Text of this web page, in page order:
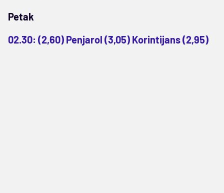
Petak
02.30: (2,60) Penjarol (3,05) Korintijans (2,95)